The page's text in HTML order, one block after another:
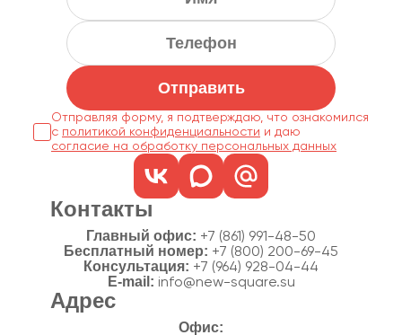
Отправить
Отправляя форму, я подтверждаю, что ознакомился
с политикой конфиденциальности
согласие на обработку персональных данных
Контакты
Главный офис: +7 (861) 991-48-50
Бесплатный номер: +7 (800) 200-69-45
Консультация: +7 (964) 928-04-44
E-mail: info@new-square.su
Адрес